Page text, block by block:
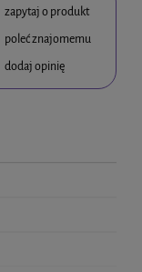
zapytaj o produkt
poleć znajomemu
dodaj opinię